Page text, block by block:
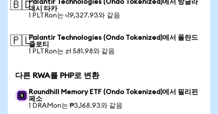
🇧🇩Palantir Technologies (Ondo Tokenized)에서 방글라
데시 타카
1 PLTRon는 ৳19,327.93와 같음
🇵🇱Palantir Technologies (Ondo Tokenized)에서 폴란드
즐로티
1 PLTRon는 zł 581.98와 같음
다른 RWA를 PHP로 변환
Roundhill Memory ETF (Ondo Tokenized)에서 필리핀
페소
1 DRAMon는 ₱3,168.93와 같음